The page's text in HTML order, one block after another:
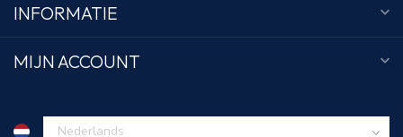
INFORMATIE
MIJN ACCOUNT